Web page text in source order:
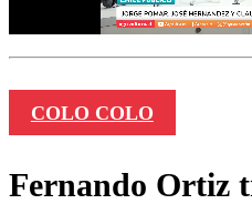
COLO COLO
Fernando Ortiz